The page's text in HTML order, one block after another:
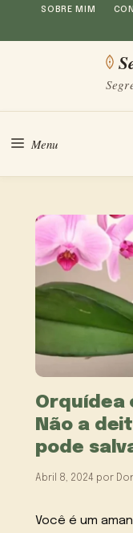
Saltar
para
SOBRE MIM
Menu
Orquídea
Não a
pode
Abril 8, 2024 por
Você é um